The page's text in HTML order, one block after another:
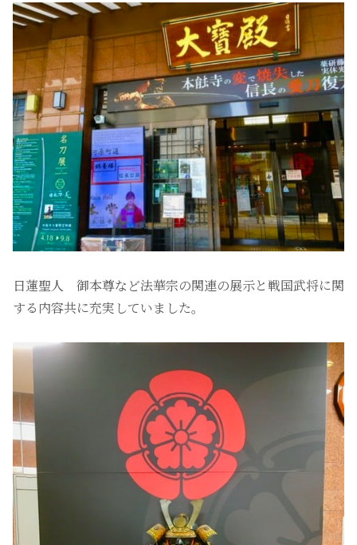
日蓮聖人 御本尊など法華宗の関連の展示と戦国武将に関
する内容共に充実していました。